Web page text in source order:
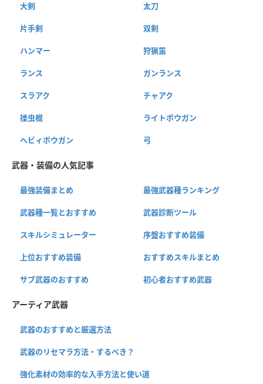
大剣 太刀
片手剣 双剣
ハンマー 狩猟笛
ランス ガンランス
スラアク チャアク
操虫棍 ライトボウガン
ヘビィボウガン 弓
武器・装備の人気記事
最強装備まとめ 最強武器種ランキング
武器種一覧とおすすめ 武器診断ツール
スキルシミュレーター 序盤おすすめ装備
上位おすすめ装備 おすすめスキルまとめ
サブ武器のおすすめ 初心者おすすめ武器
アーティア武器
武器のおすすめと厳選方法
武器のリセマラ方法・するべき？
強化素材の効率的な入手方法と使い道